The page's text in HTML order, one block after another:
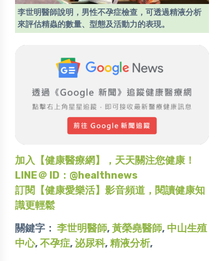
李世明醫師說明，男性不孕症檢查，可透過精液分析
來評估精蟲的數量、型態及活動力的表現。
加入【健康醫療網】，天天關注您健康！
LINE＠ ID：@healthnews
訂閱【健康愛樂活】影音頻道，閱讀健康知
識更輕鬆
關鍵字： 李世明醫師, 黃榮堯醫師, 中山生殖
中心, 不孕症, 泌尿科, 精液分析,